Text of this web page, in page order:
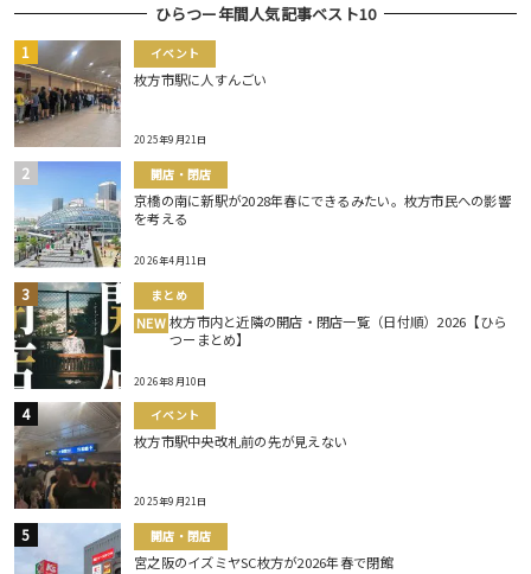
ひらつー年間人気記事ベスト10
イベント
枚方市駅に人すんごい
2025年9月21日
開店・閉店
京橋の南に新駅が2028年春にできるみたい。枚方市民への影響
を考える
2026年4月11日
まとめ
NEW 枚方市内と近隣の開店・閉店一覧（日付順）2026【ひら
つーまとめ】
2026年8月10日
イベント
枚方市駅中央改札前の先が見えない
2025年9月21日
開店・閉店
宮之阪のイズミヤSC枚方が2026年春で閉館